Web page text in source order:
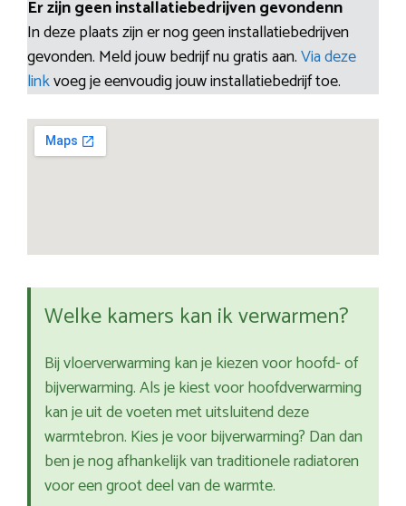
Er zijn geen installatiebedrijven gevondenn
In deze plaats zijn er nog geen installatiebedrijven
gevonden. Meld jouw bedrijf nu gratis aan.Via deze
linkvoeg je eenvoudig jouw installatiebedrijf toe.
Welke kamers kan ik verwarmen?
Bij vloerverwarming kan je kiezen voor hoofd- of
bijverwarming. Als je kiest voor hoofdverwarming
kan je uit de voeten met uitsluitend deze
warmtebron. Kies je voor bijverwarming? Dan dan
ben je nog afhankelijk van traditionele radiatoren
voor een groot deel van de warmte.